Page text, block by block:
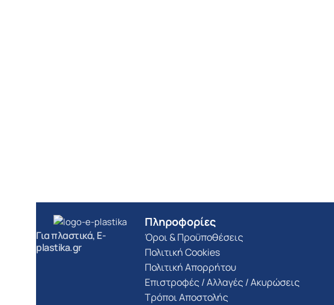
Για πλαστικά, E-
plastika.gr
Πληροφορίες
Όροι & Προϋποθέσεις
Πολιτική Cookies
Πολιτική Απορρήτου
Επιστροφές / Αλλαγές / Ακυρώσεις
Τρόποι Αποστολής